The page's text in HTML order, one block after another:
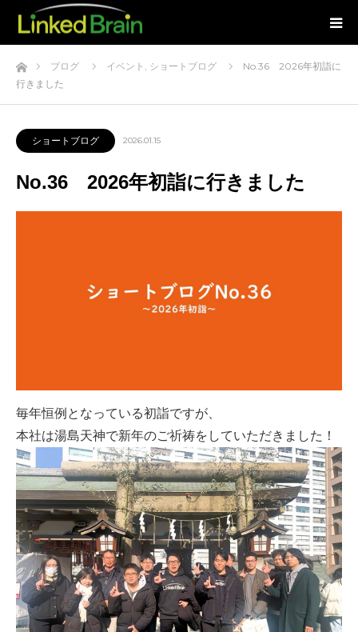
ホームブログ イベント , ショートブログ
No.36 2026年初詣に
行きました
ショートブログ 2026.01.15
No.36 2026年初詣に行きました
毎年恒例となっている初詣ですが、
本社は湯島天神で新年のご祈祷をしていただきました！